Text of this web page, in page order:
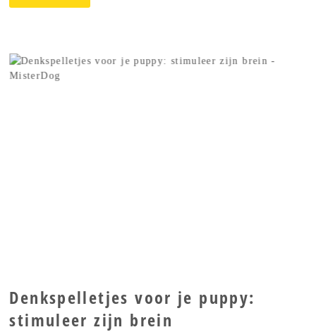
Denkspelletjes voor je puppy:
stimuleer zijn brein